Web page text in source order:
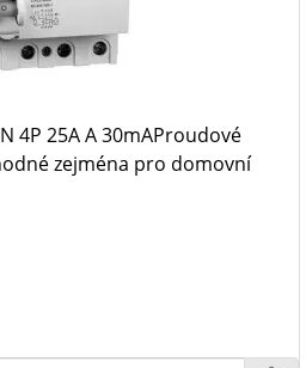
4P 25A A 30mAProudové
zejména pro domovní